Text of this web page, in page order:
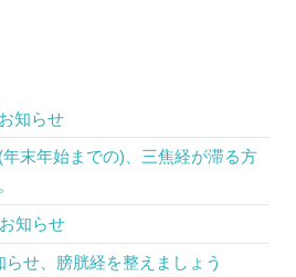
知らせ
末年始までの)、三焦経が滞る方
知らせ
せ、膀胱経を整えましょう